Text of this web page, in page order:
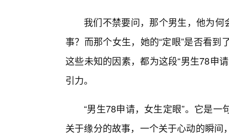
我们不禁要问，那个男生，他为何
事？而那个女生，她的“定眼”是否看
这些未知的因素，都为这段“男生78申
引力。
“男生78申请，女生定眼”。它是
关于缘分的故事，一个关于心动的瞬